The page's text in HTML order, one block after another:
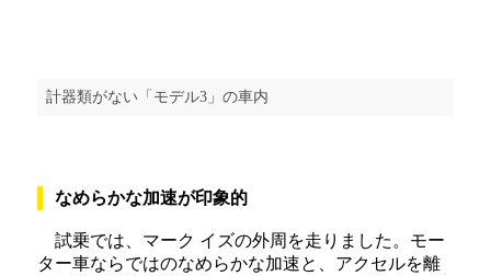
計器類がない「モデル3」の車内
なめらかな加速が印象的
試乗では、マーク イズの外周を走りました。モー
ター車ならではのなめらかな加速と、アクセルを離